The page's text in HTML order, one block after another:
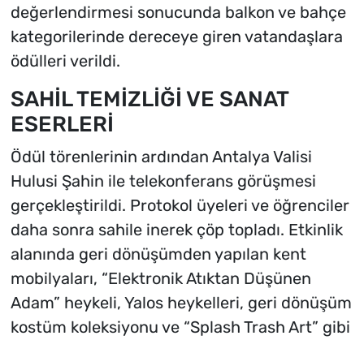
değerlendirmesi sonucunda balkon ve bahçe
kategorilerinde dereceye giren vatandaşlara
ödülleri verildi.
SAHİL TEMİZLİĞİ VE SANAT
ESERLERİ
Ödül törenlerinin ardından Antalya Valisi
Hulusi Şahin ile telekonferans görüşmesi
gerçekleştirildi. Protokol üyeleri ve öğrenciler
daha sonra sahile inerek çöp topladı. Etkinlik
alanında geri dönüşümden yapılan kent
mobilyaları, “Elektronik Atıktan Düşünen
Adam” heykeli, Yalos heykelleri, geri dönüşüm
kostüm koleksiyonu ve “Splash Trash Art” gibi